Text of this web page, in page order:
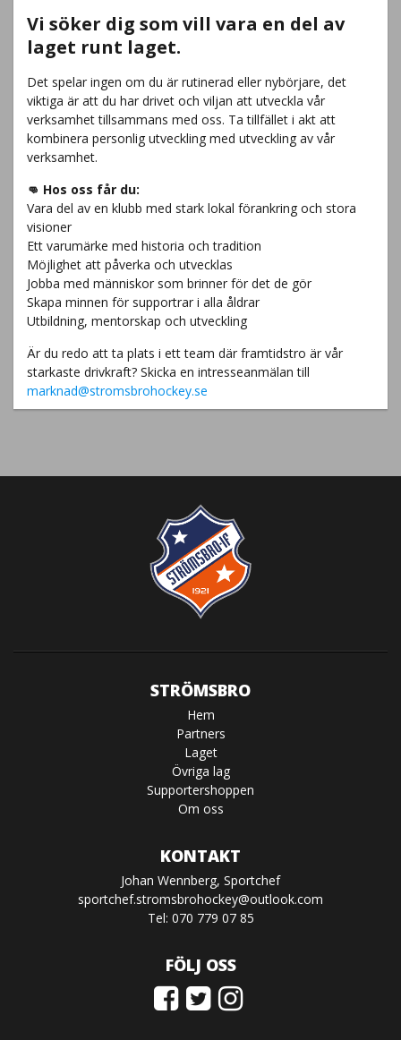
Vi söker dig som vill vara en del av
laget runt laget.
Det spelar ingen om du är rutinerad eller nybörjare, det
viktiga är att du har drivet och viljan att utveckla vår
verksamhet tillsammans med oss. Ta tillfället i akt att
kombinera personlig utveckling med utveckling av vår
verksamhet.
👊 Hos oss får du:
Vara del av en klubb med stark lokal förankring och stora
visioner
Ett varumärke med historia och tradition
Möjlighet att påverka och utvecklas
Jobba med människor som brinner för det de gör
Skapa minnen för supportrar i alla åldrar
Utbildning, mentorskap och utveckling
Är du redo att ta plats i ett team där framtidstro är vår
starkaste drivkraft? Skicka en intresseanmälan till
marknad@stromsbrohockey.se
STRÖMSBRO
Hem
Partners
Laget
Övriga lag
Supportershoppen
Om oss
KONTAKT
Johan Wennberg, Sportchef
sportchef.stromsbrohockey@outlook.com
Tel: 070 779 07 85
FÖLJ OSS